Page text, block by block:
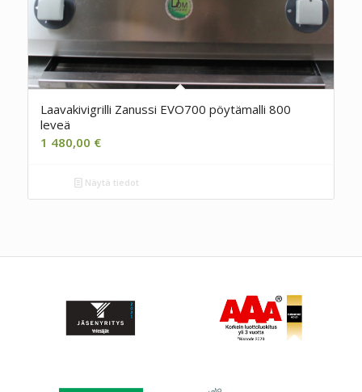
Laavakivigrilli Zanussi EVO700 pöytämalli 800
leveä
1 480,00 €
Näytä tiedot